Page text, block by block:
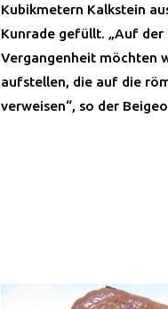
Kubikmetern Kalkstein
Kunrade gefüllt. „Auf der
Vergangenheit möchten
aufstellen, die auf die
verweisen“, so der